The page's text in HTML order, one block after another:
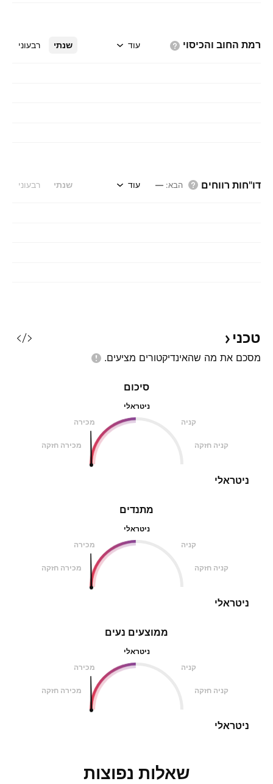
רמת החוב והכיסוי שנתי רבעוני עוד
דו"חות רווחים הבא:
— שנתי רבעוני עוד
טכני
מסכם את מה שהאינדיקטורים מציעים.
מתנדים
ניטראלי
מכירה
קניה
מכירה חזקה קניה חזקה
ניטראלי
סיכום
ניטראלי
מכירה
קניה
מכירה חזקה קניה חזקה
ניטראלי
ממוצעים נעים
ניטראלי
מכירה
קניה
מכירה חזקה קניה חזקה
ניטראלי
שאלות נפוצות